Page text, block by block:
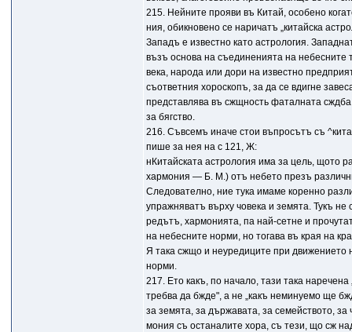
215. Нейните прояви въ Китай, особено
ния, обикновено се наричатъ „китайска
Западъ е известно като астрология.
възъ основа на съединенията на
века, народа или дори на известно
съответния хороскопъ, за да се вдигне
представлява въ сжщность фаталната
за бягство.
216. Съвсемъ иначе стои въпросътъ съ
пише за нея на с 121, Ж:
нКитайската астрология има за цель, щото
хармония — Б. М.) отъ небето презъ
Следователно, ние тука имаме коренно
упражняватъ върху човека и земята. Тукъ
редътъ, хармонията, па най-сетне и
на небесните норми, но тогава въ края на
Я така сжщо и неуредиците при движението
норми.
217. Ето какъ, по начало, тази така наречена
требва да бжде", а не „какъ неминуемо ще
за земята, за държавата, за семейството,
мония съ останалите хора, съ тези, що сж